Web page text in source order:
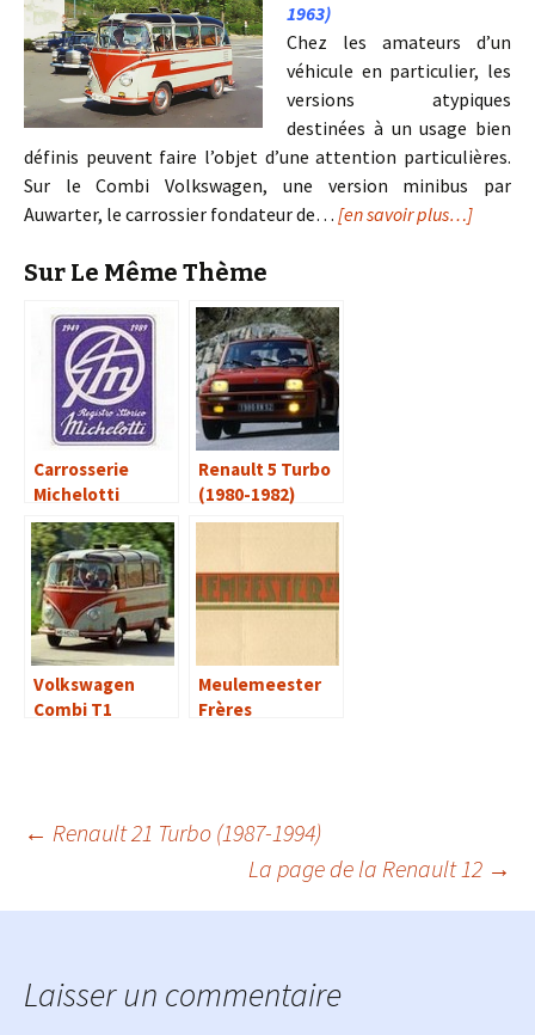
1963)
Chez les amateurs d’un
véhicule en particulier, les
versions atypiques
destinées à un usage bien
définis peuvent faire l’objet d’une attention particulières.
Sur le Combi Volkswagen, une version minibus par
Auwarter, le carrossier fondateur de… [en savoir plus…]
Sur Le Même Thème
Carrosserie
Michelotti
Renault 5 Turbo
(1980-1982)
Volkswagen
Combi T1
Meulemeester
Frères
Navigation
des
articles
← Renault 21 Turbo (1987-1994)
La page de la Renault 12 →
Laisser un commentaire